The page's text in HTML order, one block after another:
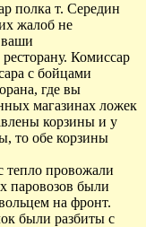
полка т. Середин
жалоб не
ваши
Комиссар
с бойцами
где вы
магазинах ложек
корзины и у
то обе корзины
тепло провожали
паровозов были
на фронт.
были разбиты с